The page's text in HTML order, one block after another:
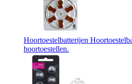
Hoortoestelbatterijen
hoortoestellen.